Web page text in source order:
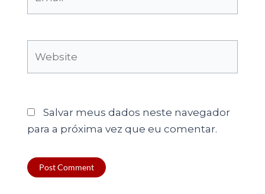
Salvar meus dados neste navegador
para a próxima vez que eu comentar.